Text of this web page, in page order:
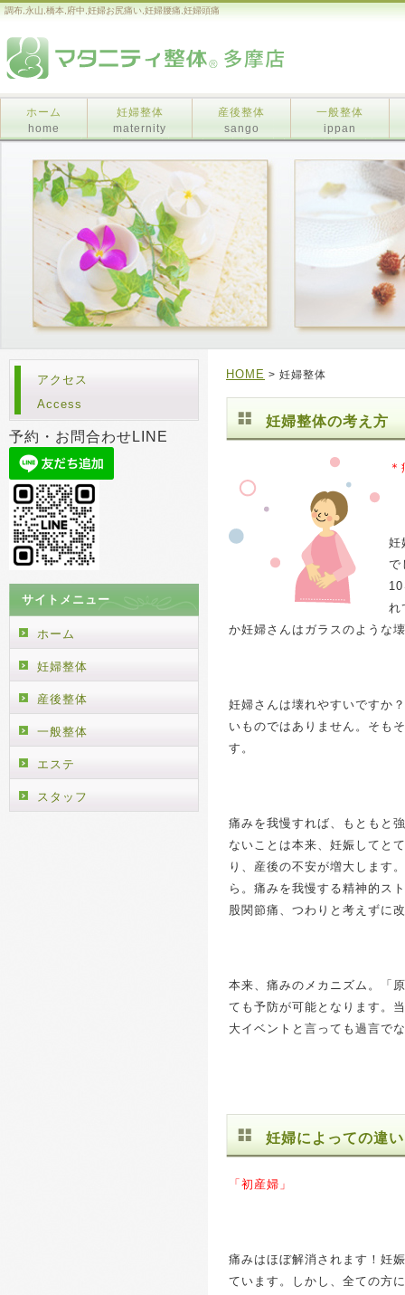
調布,永山,橋本,府中,妊婦お尻痛い,妊婦腰痛,妊婦頭痛
ホーム
home
妊婦整体
maternity
産後整体
sango
一般整体
ippan
HOME > 妊婦整体
妊婦整体の考え方
妊
で
れ
か妊婦さんはガラスのような
妊婦さんは壊れやすいですか
いものではありません。そも
す。
痛みを我慢すれば、もともと
ないことは本来、妊娠してと
り、産後の不安が増大します
ら。痛みを我慢する精神的ス
股関節痛、つわりと考えずに
本来、痛みのメカニズム。「
ても予防が可能となります。
大イベントと言っても過言で
妊婦によっての違い
「初産婦」
痛みはほぼ解消されます！妊
ています。しかし、全ての方
アクセス
Access
予約・お問合わせLINE
サイトメニュー
ホーム
妊婦整体
産後整体
一般整体
エステ
スタッフ